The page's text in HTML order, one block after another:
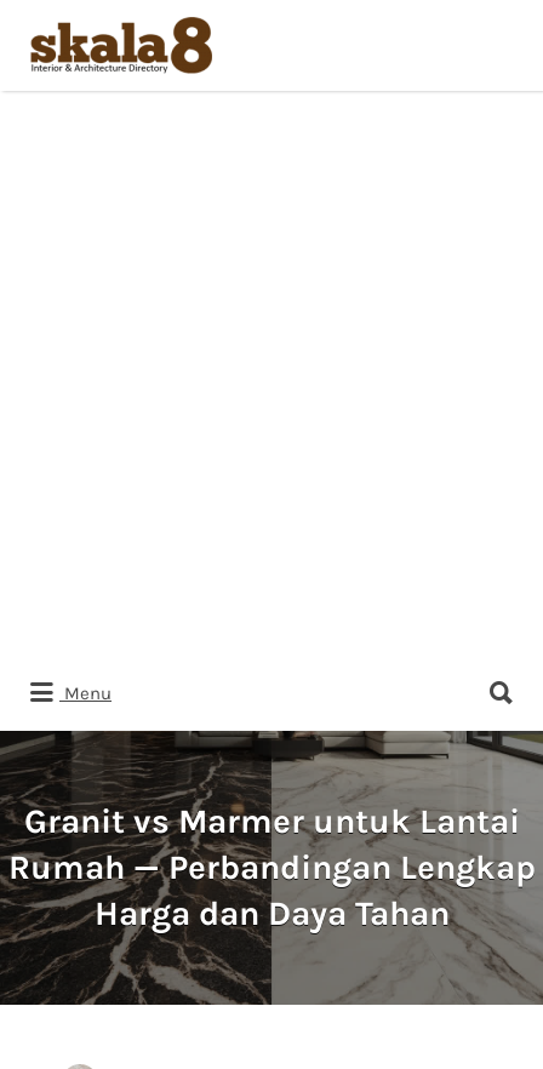
Search
for:
Menu
for:
Granit vs Marmer untuk Lantai
Rumah — Perbandingan Lengkap
Harga dan Daya Tahan